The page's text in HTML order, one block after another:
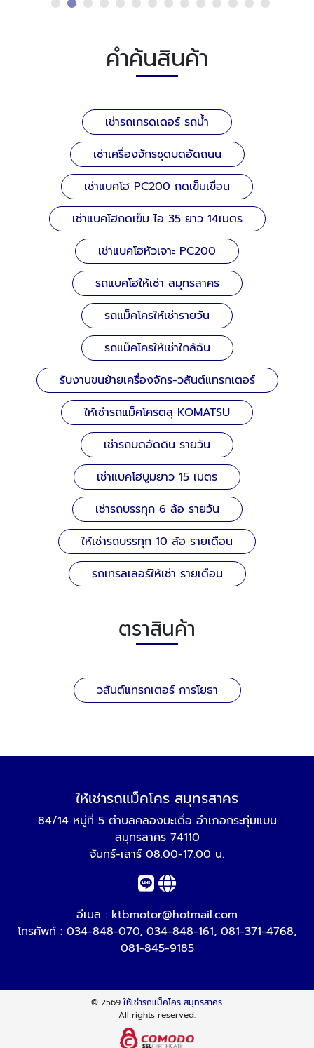
คำค้นสินค้า
เช่ารถเกรดเดอร์ รถน้ำ
เช่าเครื่องจักรชุดบดอัดถนน
เช่าแบคโฮ PC200 กดเข็มเขื่อน
เช่าแบคโฮกดเข็ม ไอ 35 ยาว 14เมตร
เช่าแบคโฮหัวเจาะ PC200
รถแบคโฮให้เช่า สมุทรสาคร
รถแม็คโครให้เช่ารายวัน
รถแม็คโครให้เช่าใกล้ฉัน
รับงานขนย้ายเครื่องจักร-วสันต์แทรกเตอร์
ให้เช่ารถแม็คโครตสุ KOMATSU
เช่ารถบดอัดดิน รายวัน
เช่าแบคโฮบูมยาว 15 เมตร
เช่ารถบรรทุก 6 ล้อ รายวัน
ให้เช่ารถบรรทุก 10 ล้อ รายเดือน
รถเทรลเลอร์ให้เช่า รายเดือน
ตราสินค้า
วสันต์แทรกเตอร์ การโยธา
ให้เช่ารถแม็คโคร สมุทรสาคร
84/14 หมู่ที่ 5 ตำบลคลองมะเดื่อ อำเภอกระทุ่มแบน
สมุทรสาคร 74110
จันทร์-เสาร์ 08.00-17.00 น.
อีเมล : ktbmotor@hotmail.com
โทรศัพท์ : 034-848-070, 034-848-161, 081-371-4768,
081-845-9185
© 2569ให้เช่ารถแม็คโคร สมุทรสาคร
All rights reserved.